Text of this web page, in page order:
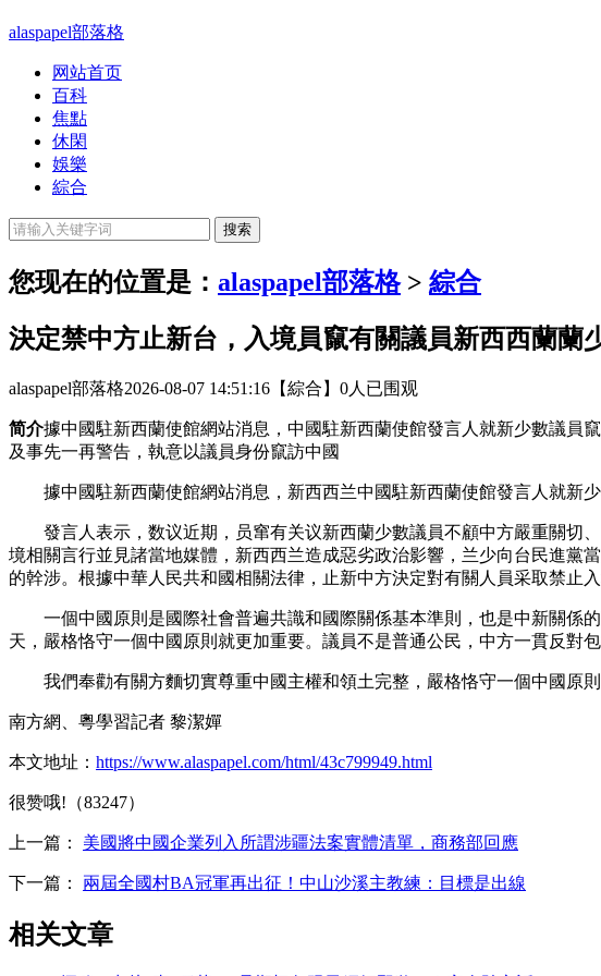
alaspapel部落格
网站首页
百科
焦點
休閑
娛樂
綜合
您现在的位置是： alaspapel部落格> 綜合
決定禁中方止新台，入境員竄有關議員新西西蘭蘭
alaspapel部落格2026-08-07 14:51:16 【綜合】 0人已围观
简介據中國駐新西蘭使館網站消息，中國駐新西蘭使館發言人就新少數議員
及事先一再警告，執意以議員身份竄訪中國
據中國駐新西蘭使館網站消息，新西西兰中國駐新西蘭使館發言人就新
發言人表示，数议近期，员窜有关议新西蘭少數議員不顧中方嚴重關切
境相關言行並見諸當地媒體，新西西兰造成惡劣政治影響，兰少向台民進黨
的幹涉。根據中華人民共和國相關法律，止新中方決定對有關人員采取禁止入
一個中國原則是國際社會普遍共識和國際關係基本準則，也是中新關係的
天，嚴格恪守一個中國原則就更加重要。議員不是普通公民，中方一貫反對
我們奉勸有關方麵切實尊重中國主權和領土完整，嚴格恪守一個中國原則
南方網、粵學習記者 黎潔嬋
本文地址： https://www.alaspapel.com/html/43c799949.html
很赞哦!（83247）
上一篇： 美國將中國企業列入所謂涉疆法案實體清單，商務部回應
下一篇： 兩屆全國村BA冠軍再出征！中山沙溪主教練：目標是出線
相关文章